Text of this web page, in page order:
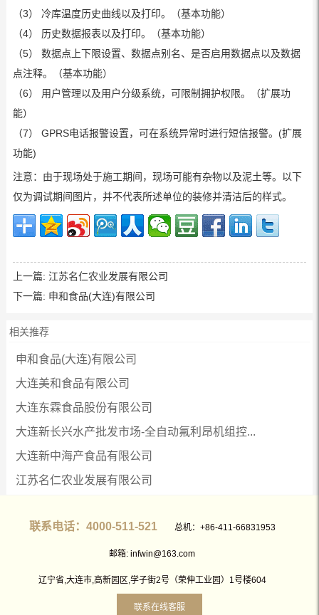
（3） 冷库温度历史曲线以及打印。（基本功能）
（4） 历史数据报表以及打印。（基本功能）
（5） 数据点上下限设置、数据点别名、是否启用数据点以及数据
点注释。（基本功能）
（6） 用户管理以及用户分级系统，可限制拥护权限。（扩展功
能）
（7） GPRS电话报警设置，可在系统异常时进行短信报警。(扩展
功能)
注意：由于现场处于施工期间，现场可能有杂物以及泥土等。以下
仅为调试期间图片，并不代表所述单位的装修并清洁后的样式。
上一篇: 江苏名仁农业发展有限公司
下一篇: 申和食品(大连)有限公司
相关推荐
申和食品(大连)有限公司
大连美和食品有限公司
大连东霖食品股份有限公司
大连新长兴水产批发市场-全自动氟利昂机组控...
大连新中海产食品有限公司
江苏名仁农业发展有限公司
联系电话：4000-511-521 总机：+86-411-66831953
邮箱: infwin@163.com
辽宁省,大连市,高新园区,学子街2号（荣伸工业园）1号楼604
联系在线客服